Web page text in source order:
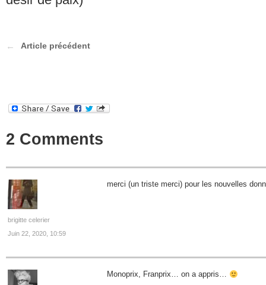
Article précédent
2 Comments
brigitte celerier
Juin 22, 2020, 10:59
merci (un triste merci) pour les nouvelles
Monoprix, Franprix… on a appris…